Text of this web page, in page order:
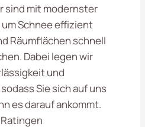
sind mit modernster
Schnee effizient
Räumflächen schnell
Dabei legen wir
und
Sie sich auf uns
es darauf ankommt.